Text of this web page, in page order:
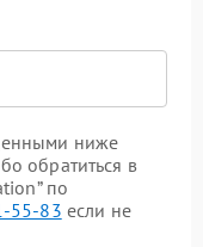
ниже
обратиться в
по
55-83 если не